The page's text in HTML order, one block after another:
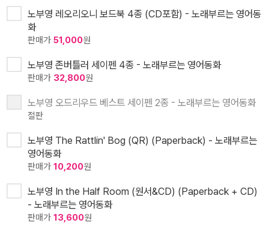
노부영 레오리오니 보드북 4종 (CD포함) - 노래부르는 영어동
화
판매가 51,000원
노부영 존버틀러 세이펜 4종 - 노래부르는 영어동화
판매가 32,800원
노부영 오드리우드 베스트 세이펜 2종 - 노래부르는 영어동화
절판
노부영 The Rattlin' Bog (QR) (Paperback) - 노래부르는
영어동화
판매가 10,200원
노부영 In the Half Room (원서&CD) (Paperback + CD)
- 노래부르는 영어동화
판매가 13,600원